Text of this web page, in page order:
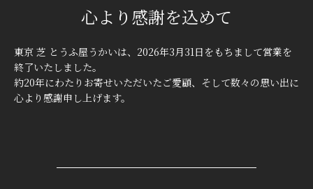
心より感謝を込めて
東京 芝 とうふ屋うかいは、2026年3月31日をもちまして営業を
終了いたしました。
約20年にわたりお寄せいただいたご愛顧、そして数々の思い出に
心より感謝申し上げます。